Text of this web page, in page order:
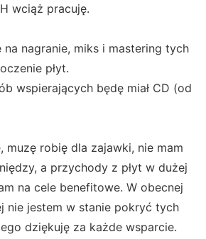
wciąż pracuję.
na nagranie, miks i mastering tych
płyt.
wspierających będę miał CD (od
muzę robię dla zajawki, nie mam
a przychody z płyt w dużej
na cele benefitowe. W obecnej
nie jestem w stanie pokryć tych
dziękuję za każde wsparcie.